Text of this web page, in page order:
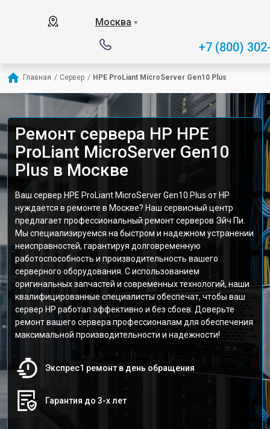
Москва ▼
+7 (800)
Главная / Сервер / HPE ProLiant MicroServer Gen10 Plus
Ремонт сервера HP HPE
ProLiant MicroServer Gen10
Plus в Москве
Ваш сервер HPE ProLiant MicroServer Gen10 Plus от HP
нуждается в ремонте в Москве? Наш сервисный центр
предлагает профессиональный ремонт серверов Эйч Пи.
Мы специализируемся на быстром и надежном устранении
неисправностей, гарантируя долговременную
работоспособность и производительность вашего
серверного оборудования. С использованием
оригинальных запчастей и современных технологий, наши
квалифицированные специалисты обеспечат, чтобы ваш
сервер HP работал эффективно и без сбоев. Доверьте
ремонт вашего сервера профессионалам для обеспечения
максимальной производительности и надежности!
Экспрес1 ремонт в день обращения
Гарантия до 3-х лет